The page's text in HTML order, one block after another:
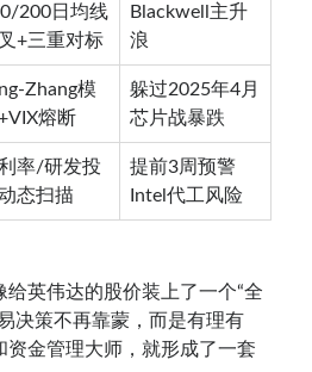
200日均线
+三重对标
Blackwell主升
浪
Zhang模
熔断
躲过2025年4月
芯片战暴跌
率/研发投
态扫描
提前3周预警
Intel代工风险
英伟达的股价装上了一个“全
决策不再靠蒙，而是有理有
资金管理大师，就形成了一套